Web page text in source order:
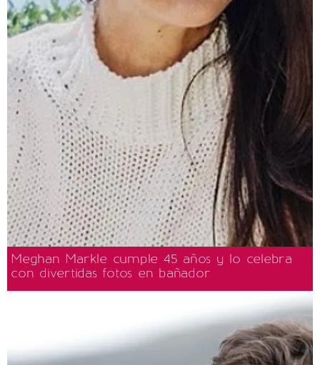
Meghan Markle cumple 45 años y lo celebra
con divertidas fotos en bañador